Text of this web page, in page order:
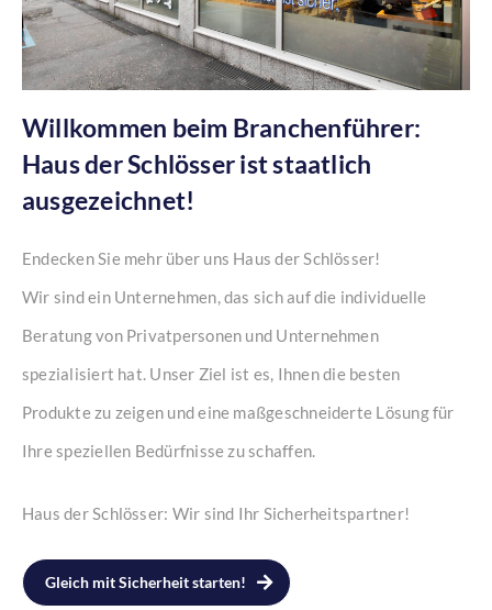
Willkommen beim Branchenführer:
Haus der Schlösser ist staatlich
ausgezeichnet!
Endecken Sie mehr über uns Haus der Schlösser!
Wir sind ein Unternehmen, das sich auf die individuelle
Beratung von Privatpersonen und Unternehmen
spezialisiert hat. Unser Ziel ist es, Ihnen die besten
Produkte zu zeigen und eine maßgeschneiderte Lösung für
Ihre speziellen Bedürfnisse zu schaffen.
Haus der Schlösser: Wir sind Ihr Sicherheitspartner!
Gleich mit Sicherheit starten!